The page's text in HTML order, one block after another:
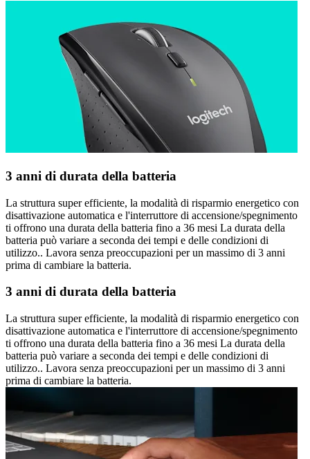
3 anni di durata della batteria
La struttura super efficiente, la modalità di risparmio energetico con
disattivazione automatica e l'interruttore di accensione/spegnimento
ti offrono una durata della batteria fino a 36 mesi La durata della
batteria può variare a seconda dei tempi e delle condizioni di
utilizzo.. Lavora senza preoccupazioni per un massimo di 3 anni
prima di cambiare la batteria.
3 anni di durata della batteria
La struttura super efficiente, la modalità di risparmio energetico con
disattivazione automatica e l'interruttore di accensione/spegnimento
ti offrono una durata della batteria fino a 36 mesi La durata della
batteria può variare a seconda dei tempi e delle condizioni di
utilizzo.. Lavora senza preoccupazioni per un massimo di 3 anni
prima di cambiare la batteria.